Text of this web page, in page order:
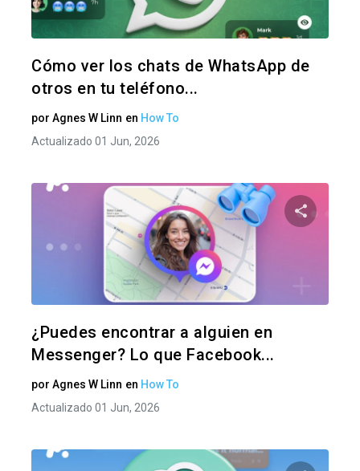
Cómo ver los chats de WhatsApp de
otros en tu teléfono...
por Agnes W Linn en How To
Actualizado 01 Jun, 2026
¿Puedes encontrar a alguien en
Messenger? Lo que Facebook...
por Agnes W Linn en How To
Actualizado 01 Jun, 2026